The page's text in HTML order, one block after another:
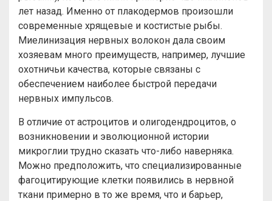
лет назад. Именно от плакодермов произошли
современные хрящевые и костистые рыбы.
Миелинизация нервных волокон дала своим
хозяевам много преимуществ, например, лучшие
охотничьи качества, которые связаны с
обеспечением наиболее быстрой передачи
нервных импульсов.
В отличие от астроцитов и олигодендроцитов, о
возникновении и эволюционной истории
микроглии трудно сказать что-либо наверняка.
Можно предположить, что специализированные
фагоцитирующие клетки появились в нервной
ткани примерно в то же время, что и барьер,